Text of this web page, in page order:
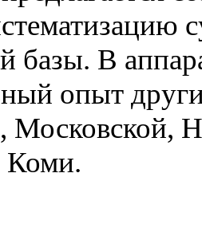
базы. В
опыт
Московской,
Коми.